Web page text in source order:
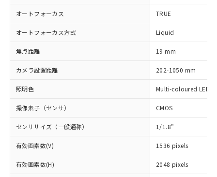
オートフォーカス TRUE
オートフォーカス方式 Liquid
焦点距離 19 mm
カメラ設置距離 202-1050 mm
照明色 Multi-coloured LED
撮像素子（センサ） CMOS
センササイズ（一般通称） 1/1.8"
有効画素数(V) 1536 pixels
有効画素数(H) 2048 pixels